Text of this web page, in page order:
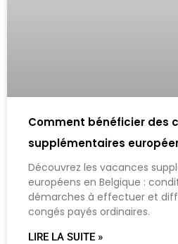
Comment bénéficier des
supplémentaires
Découvrez les vacances
européens en Belgique :
démarches à effectuer et
congés payés ordinaires.
LIRE LA SUITE »